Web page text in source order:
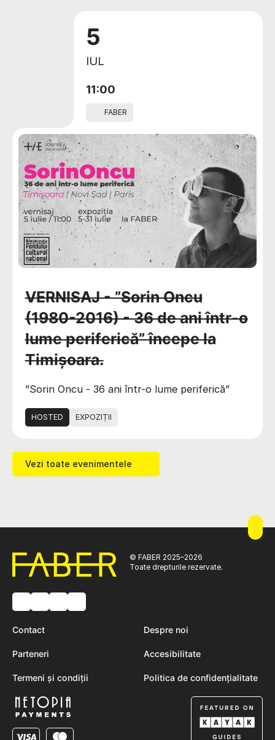
5
IUL
11:00
FABER
VERNISAJ - ”Sorin Oncu
(1980-2016) - 36 de ani într-o
lume periferică” începe la
Timișoara.
”Sorin Oncu - 36 ani într-o lume periferică”
HOSTED EXPOZIȚII
Vezi toate evenimentele
© FABER 2025–2026
Toate drepturile rezervate.
Contact Despre noi
Parteneri Accesibilitate
Termeni și condiții Politica de confidențialitate